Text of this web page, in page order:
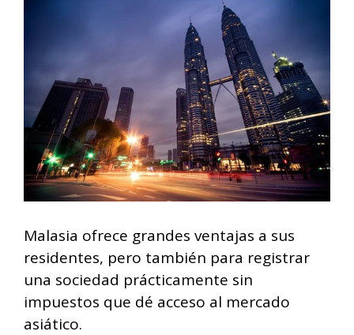
Malasia ofrece grandes ventajas a sus
residentes, pero también para registrar
una sociedad prácticamente sin
impuestos que dé acceso al mercado
asiático.